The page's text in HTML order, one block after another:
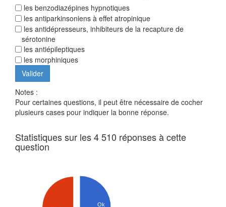
les benzodiazépines hypnotiques
les antiparkinsoniens à effet atropinique
les antidépresseurs, inhibiteurs de la recapture de
sérotonine
les antiépileptiques
les morphiniques
Notes :
Pour certaines questions, il peut être nécessaire de cocher
plusieurs cases pour indiquer la bonne réponse.
Statistiques sur les 4 510 réponses à cette
question
Ok